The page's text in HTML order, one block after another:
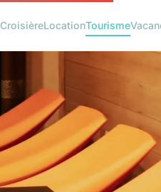
CroisièreLocationTourisme